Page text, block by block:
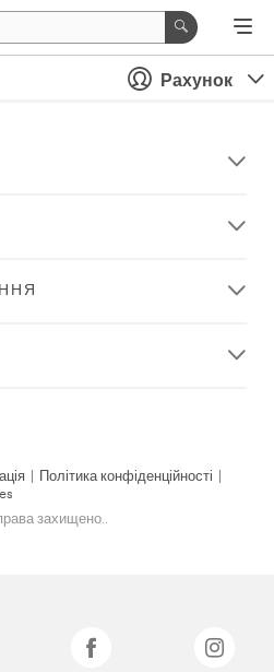
Рахунок
Політика конфіденційності
захищено..